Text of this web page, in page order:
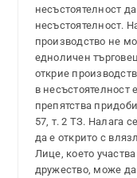
несъстоятелност
несъстоятелност.
производство не
едноличен
открие
в несъстоятелност
препятства
57, т. 2 ТЗ. Налага
да е открито с
Лице, което
дружество, може да